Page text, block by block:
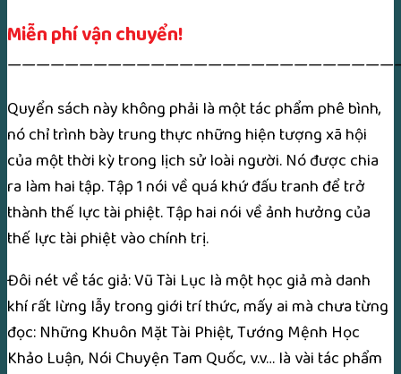
Miễn phí vận chuyển!
Quyển sách này không phải là một tác phẩm phê bình,
nó chỉ trình bày trung thực những hiện tượng xã hội
của một thời kỳ trong lịch sử loài người. Nó được chia
ra làm hai tập. Tập 1 nói về quá khứ đấu tranh để trở
thành thế lực tài phiệt. Tập hai nói về ảnh hưởng của
thế lực tài phiệt vào chính trị.
Đôi nét về tác giả: Vũ Tài Lục là một học giả mà danh
khí rất lừng lẫy trong giới trí thức, mấy ai mà chưa từng
đọc: Những Khuôn Mặt Tài Phiệt, Tướng Mệnh Học
Khảo Luận, Nói Chuyện Tam Quốc, v.v… là vài tác phẩm